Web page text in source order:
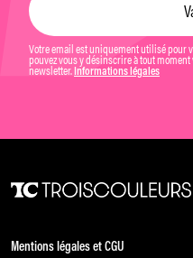
Votre email est uniquement utilisé pour
pouvez vous y désinscrire à tout
newsletter. Informations légales
Mentions légales et CGU